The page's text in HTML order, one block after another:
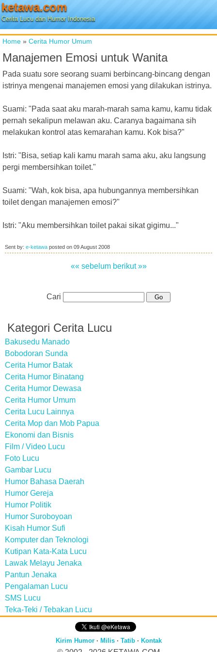
ketawa.com
Cerita Lucu dan Humor Indonesia
Home » Cerita Humor Umum
Manajemen Emosi untuk Wanita
Pada suatu sore seorang suami berbincang-bincang dengan
istrinya mengenai manajemen emosi yang dilakukan istrinya.
Suami: "Pada saat aku marah-marah sama kamu, kamu tidak
pernah sekalipun melawan aku. Caranya bagaimana sih
melakukan kontrol atas kemarahan kamu. Kok bisa?"
Istri: "Bisa, setiap kali kamu marah sama aku, aku langsung
pergi membersihkan toilet."
Suami: "Wah, kok bisa, apa hubungannya membersihkan
toilet dengan manajemen emosi?"
Istri: "Aku membersihkan toilet pakai sikat gigimu..."
Sent by: e-ketawa posted on 09 August 2008
«« sebelum berikut »»
Cari
Kategori Cerita Lucu
Bakusedu Manado
Bobodoran Sunda
Cerita Humor Batak
Cerita Humor Binatang
Cerita Humor Dewasa
Cerita Humor Umum
Cerita Lucu Lainnya
Cerita Mop dan Mob Papua
Ekonomi dan Bisnis
Film / Video Lucu
Foto Lucu
Gambar Lucu
Humor Bahasa Daerah
Humor Gereja
Humor Politik
Humor Suroboyoan
Kisah Humor Sufi
Komputer dan Teknologi
Kutipan Kata-Kata Lucu
Lawak Melayu Jenaka
Pantun Jenaka
Pengalaman Lucu
SMS Lucu
Teka-Teki / Tebakan Lucu
Kirim Humor· Milis· Tatib· Kontak